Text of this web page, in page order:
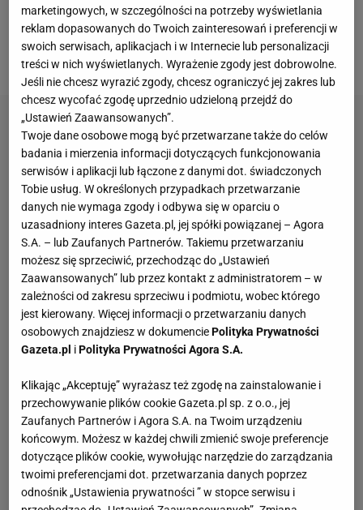
pracy Wadeckiego kończy się z początkiem nowego
roku, kiedy to zostanie dyrektorem sportowym ekipy
Q36,5 Pro Cycling Team.
marketingowych, w szczególności na potrzeby wyświetlania
reklam dopasowanych do Twoich zainteresowań i preferencji w
swoich serwisach, aplikacjach i w Internecie lub personalizacji
treści w nich wyświetlanych. Wyrażenie zgody jest dobrowolne.
Jeśli nie chcesz wyrazić zgody, chcesz ograniczyć jej zakres lub
chcesz wycofać zgodę uprzednio udzieloną przejdź do
„Ustawień Zaawansowanych”.
Twoje dane osobowe mogą być przetwarzane także do celów
badania i mierzenia informacji dotyczących funkcjonowania
serwisów i aplikacji lub łączone z danymi dot. świadczonych
Tobie usług. W określonych przypadkach przetwarzanie
danych nie wymaga zgody i odbywa się w oparciu o
uzasadniony interes Gazeta.pl, jej spółki powiązanej – Agora
S.A. – lub Zaufanych Partnerów. Takiemu przetwarzaniu
możesz się sprzeciwić, przechodząc do „Ustawień
Zaawansowanych” lub przez kontakt z administratorem – w
zależności od zakresu sprzeciwu i podmiotu, wobec którego
jest kierowany. Więcej informacji o przetwarzaniu danych
osobowych znajdziesz w dokumenciePolityka Prywatności
Gazeta.pl iPolityka Prywatności Agora S.A.
Klikając „Akceptuję” wyrażasz też zgodę na zainstalowanie i
przechowywanie plików cookie Gazeta.pl sp. z o.o., jej
Zaufanych Partnerów i Agora S.A. na Twoim urządzeniu
końcowym. Możesz w każdej chwili zmienić swoje preferencje
dotyczące plików cookie, wywołując narzędzie do zarządzania
twoimi preferencjami dot. przetwarzania danych poprzez
odnośnik „Ustawienia prywatności ” w stopce serwisu i